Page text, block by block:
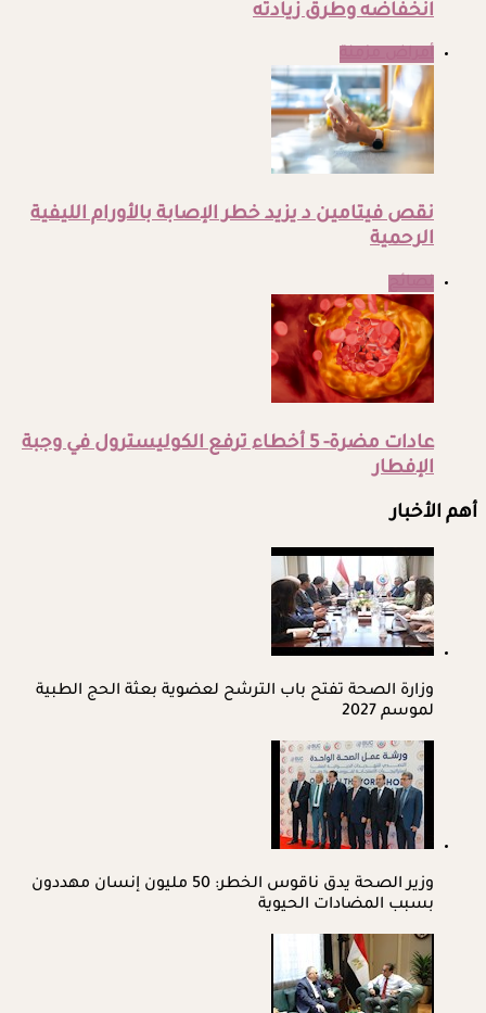
انخفاضه وطرق زيادته
نقص فيتامين د يزيد خطر الإصابة بالأورام الليفية
الرحمية
عادات مضرة- 5 أخطاء ترفع الكوليسترول في وجبة
الإفطار
أهم الأخبار
وزارة الصحة تفتح باب الترشح لعضوية بعثة الحج الطبية
لموسم 2027
وزير الصحة يدق ناقوس الخطر: 50 مليون إنسان مهددون
بسبب المضادات الحيوية